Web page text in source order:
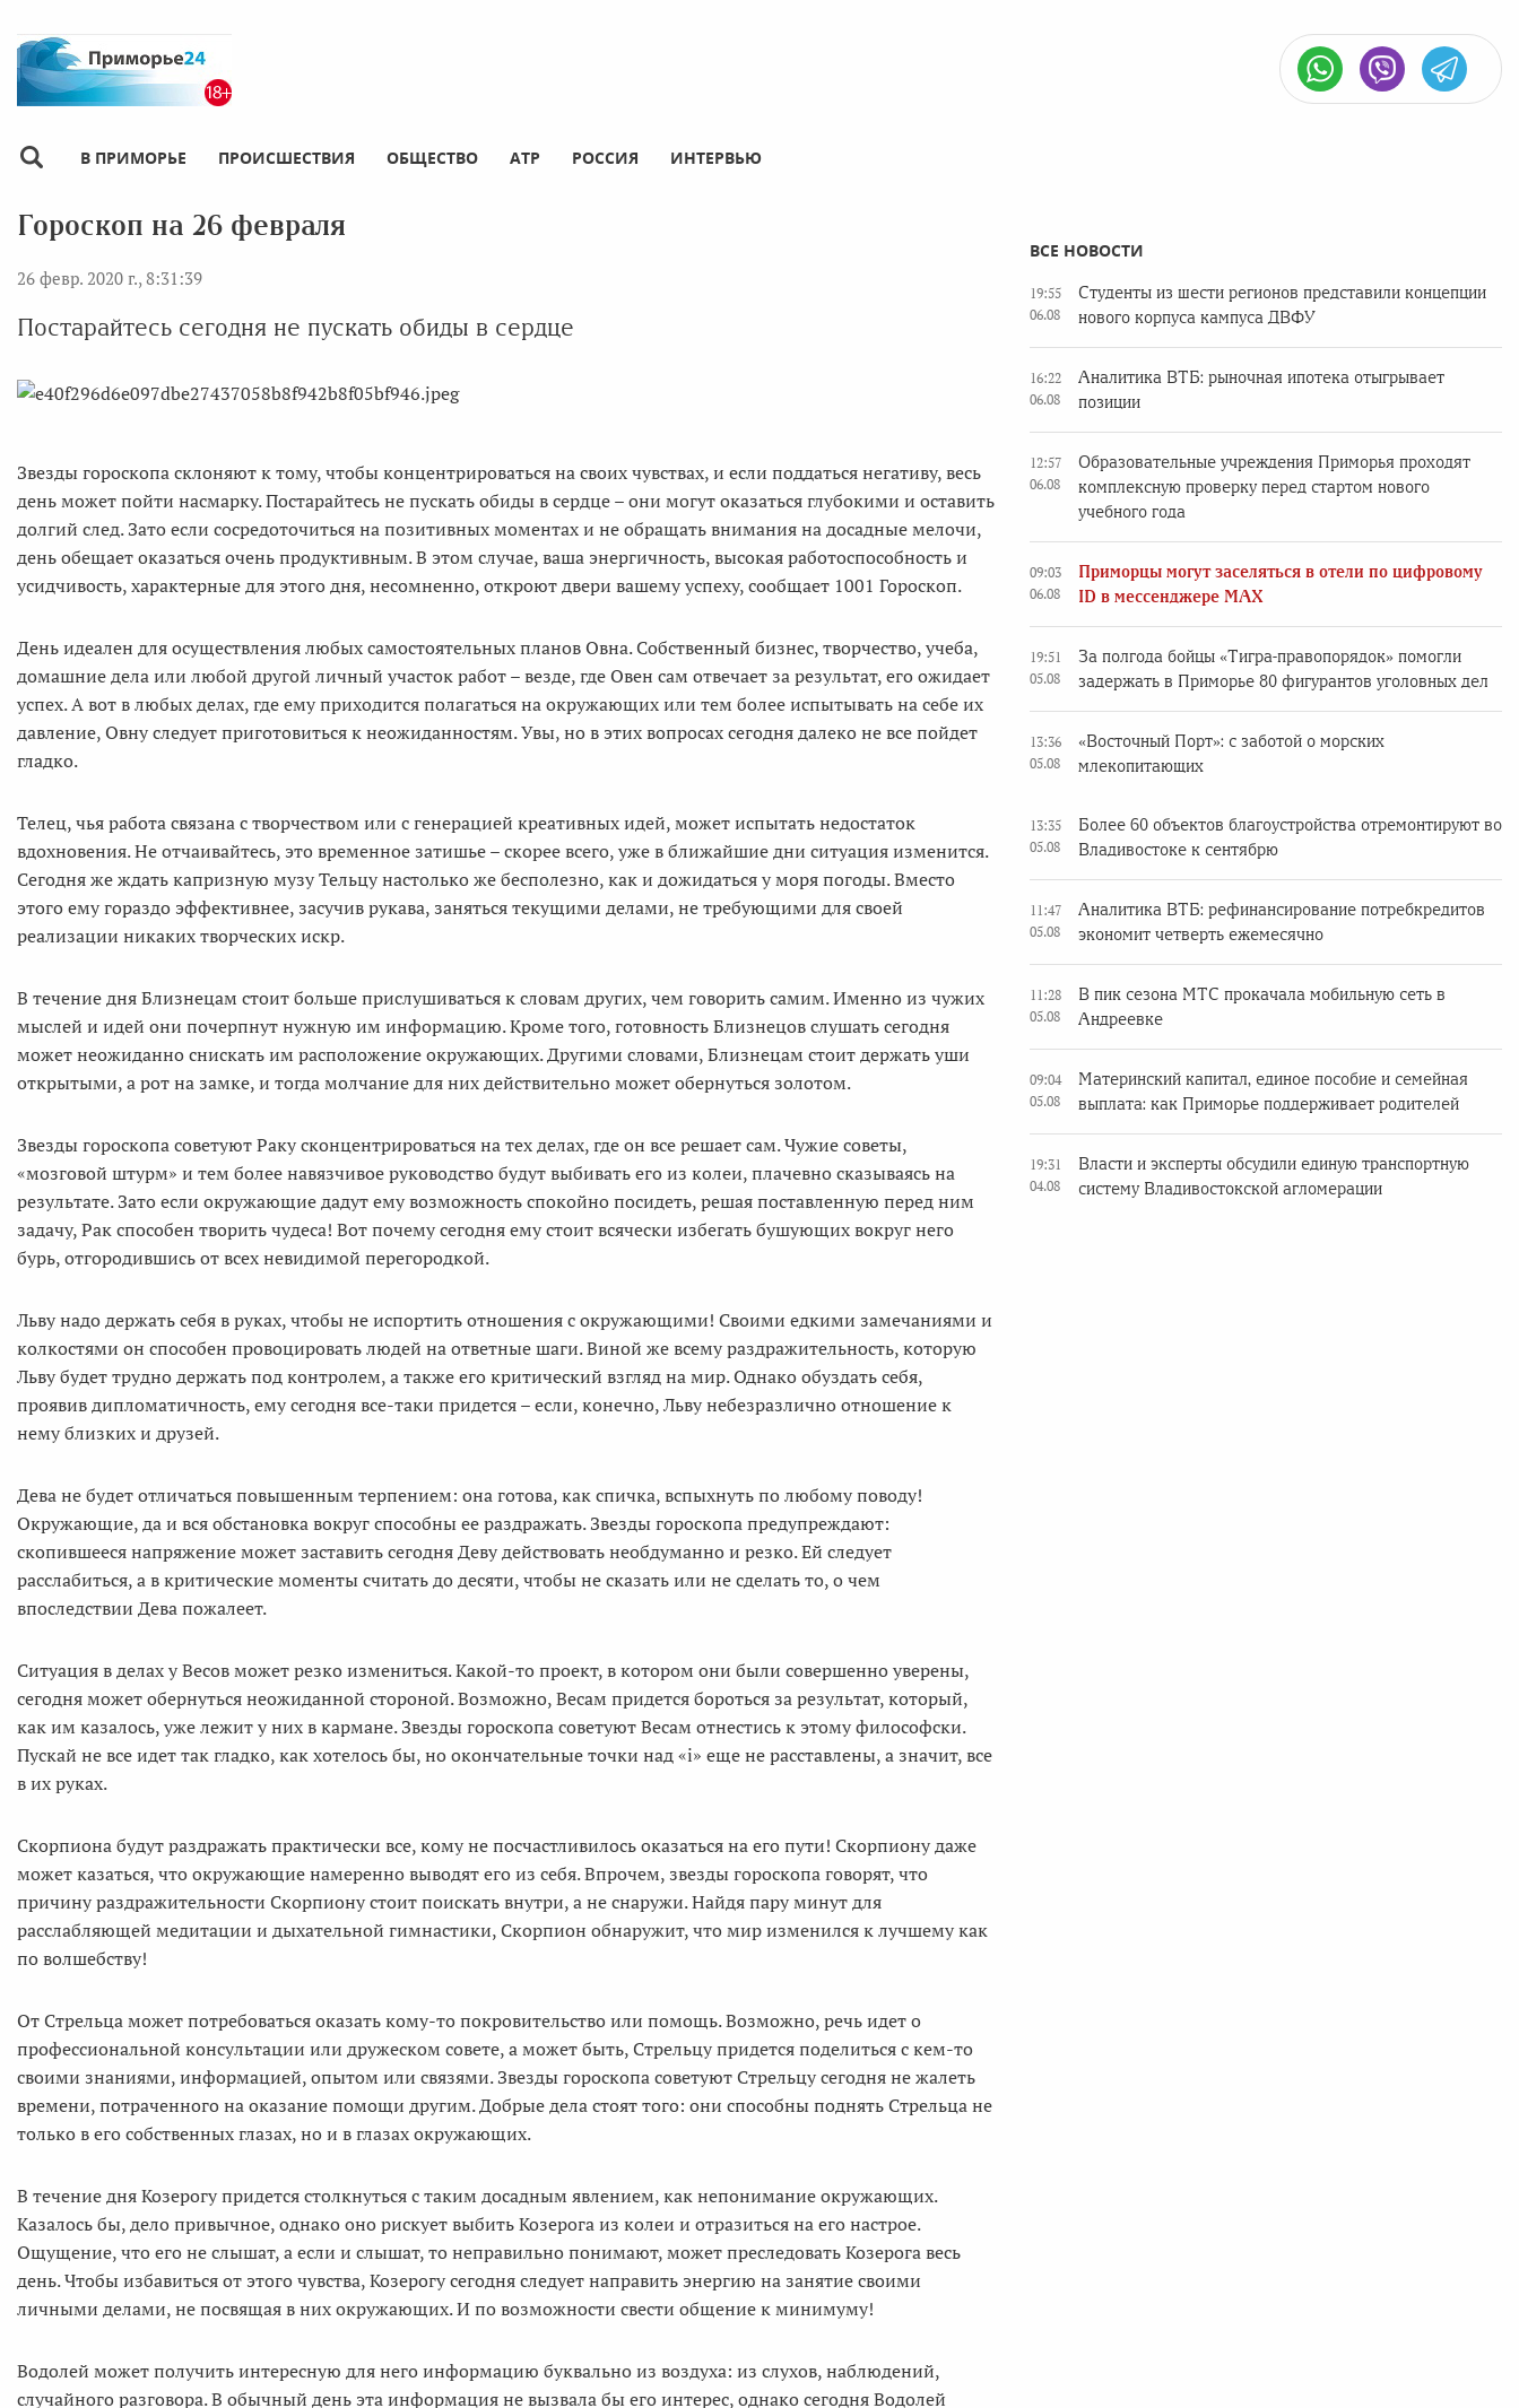
В ПРИМОРЬЕ ПРОИСШЕСТВИЯ ОБЩЕСТВО АТР РОССИЯ ИНТЕРВЬЮ
Гороскоп на 26 февраля
26 февр. 2020 г., 8:31:39
Постарайтесь сегодня не пускать обиды в сердце
Звезды гороскопа склоняют к тому, чтобы концентрироваться на своих чувствах, и если поддаться негативу, весь
день может пойти насмарку. Постарайтесь не пускать обиды в сердце – они могут оказаться глубокими и оставить
долгий след. Зато если сосредоточиться на позитивных моментах и не обращать внимания на досадные мелочи,
день обещает оказаться очень продуктивным. В этом случае, ваша энергичность, высокая работоспособность и
усидчивость, характерные для этого дня, несомненно, откроют двери вашему успеху, сообщает 1001 Гороскоп.
День идеален для осуществления любых самостоятельных планов Овна. Собственный бизнес, творчество, учеба,
домашние дела или любой другой личный участок работ – везде, где Овен сам отвечает за результат, его ожидает
успех. А вот в любых делах, где ему приходится полагаться на окружающих или тем более испытывать на себе их
давление, Овну следует приготовиться к неожиданностям. Увы, но в этих вопросах сегодня далеко не все пойдет
гладко.
Телец, чья работа связана с творчеством или с генерацией креативных идей, может испытать недостаток
вдохновения. Не отчаивайтесь, это временное затишье – скорее всего, уже в ближайшие дни ситуация изменится.
Сегодня же ждать капризную музу Тельцу настолько же бесполезно, как и дожидаться у моря погоды. Вместо
этого ему гораздо эффективнее, засучив рукава, заняться текущими делами, не требующими для своей
реализации никаких творческих искр.
В течение дня Близнецам стоит больше прислушиваться к словам других, чем говорить самим. Именно из чужих
мыслей и идей они почерпнут нужную им информацию. Кроме того, готовность Близнецов слушать сегодня
может неожиданно снискать им расположение окружающих. Другими словами, Близнецам стоит держать уши
открытыми, а рот на замке, и тогда молчание для них действительно может обернуться золотом.
Звезды гороскопа советуют Раку сконцентрироваться на тех делах, где он все решает сам. Чужие советы,
«мозговой штурм» и тем более навязчивое руководство будут выбивать его из колеи, плачевно сказываясь на
результате. Зато если окружающие дадут ему возможность спокойно посидеть, решая поставленную перед ним
задачу, Рак способен творить чудеса! Вот почему сегодня ему стоит всячески избегать бушующих вокруг него
бурь, отгородившись от всех невидимой перегородкой.
Льву надо держать себя в руках, чтобы не испортить отношения с окружающими! Своими едкими замечаниями и
колкостями он способен провоцировать людей на ответные шаги. Виной же всему раздражительность, которую
Льву будет трудно держать под контролем, а также его критический взгляд на мир. Однако обуздать себя,
проявив дипломатичность, ему сегодня все-таки придется – если, конечно, Льву небезразлично отношение к
нему близких и друзей.
Дева не будет отличаться повышенным терпением: она готова, как спичка, вспыхнуть по любому поводу!
Окружающие, да и вся обстановка вокруг способны ее раздражать. Звезды гороскопа предупреждают:
скопившееся напряжение может заставить сегодня Деву действовать необдуманно и резко. Ей следует
расслабиться, а в критические моменты считать до десяти, чтобы не сказать или не сделать то, о чем
впоследствии Дева пожалеет.
Ситуация в делах у Весов может резко измениться. Какой-то проект, в котором они были совершенно уверены,
сегодня может обернуться неожиданной стороной. Возможно, Весам придется бороться за результат, который,
как им казалось, уже лежит у них в кармане. Звезды гороскопа советуют Весам отнестись к этому философски.
Пускай не все идет так гладко, как хотелось бы, но окончательные точки над «i» еще не расставлены, а значит, все
в их руках.
Скорпиона будут раздражать практически все, кому не посчастливилось оказаться на его пути! Скорпиону даже
может казаться, что окружающие намеренно выводят его из себя. Впрочем, звезды гороскопа говорят, что
причину раздражительности Скорпиону стоит поискать внутри, а не снаружи. Найдя пару минут для
расслабляющей медитации и дыхательной гимнастики, Скорпион обнаружит, что мир изменился к лучшему как
по волшебству!
От Стрельца может потребоваться оказать кому-то покровительство или помощь. Возможно, речь идет о
профессиональной консультации или дружеском совете, а может быть, Стрельцу придется поделиться с кем-то
своими знаниями, информацией, опытом или связями. Звезды гороскопа советуют Стрельцу сегодня не жалеть
времени, потраченного на оказание помощи другим. Добрые дела стоят того: они способны поднять Стрельца не
только в его собственных глазах, но и в глазах окружающих.
В течение дня Козерогу придется столкнуться с таким досадным явлением, как непонимание окружающих.
Казалось бы, дело привычное, однако оно рискует выбить Козерога из колеи и отразиться на его настрое.
Ощущение, что его не слышат, а если и слышат, то неправильно понимают, может преследовать Козерога весь
день. Чтобы избавиться от этого чувства, Козерогу сегодня следует направить энергию на занятие своими
личными делами, не посвящая в них окружающих. И по возможности свести общение к минимуму!
Водолей может получить интересную для него информацию буквально из воздуха: из слухов, наблюдений,
случайного разговора. В обычный день эта информация не вызвала бы его интерес, однако сегодня Водолей
ВСЕ НОВОСТИ
19:55
06.08
Студенты из шести регионов представили концепции
нового корпуса кампуса ДВФУ
16:22
06.08
Аналитика ВТБ: рыночная ипотека отыгрывает
позиции
12:57
06.08
Образовательные учреждения Приморья проходят
комплексную проверку перед стартом нового
учебного года
09:03
06.08
Приморцы могут заселяться в отели по цифровому
ID в мессенджере MAX
19:51
05.08
За полгода бойцы «Тигра-правопорядок» помогли
задержать в Приморье 80 фигурантов уголовных дел
13:36
05.08
«Восточный Порт»: с заботой о морских
млекопитающих
13:35
05.08
Более 60 объектов благоустройства отремонтируют во
Владивостоке к сентябрю
11:47
05.08
Аналитика ВТБ: рефинансирование потребкредитов
экономит четверть ежемесячно
11:28
05.08
В пик сезона МТС прокачала мобильную сеть в
Андреевке
09:04
05.08
Материнский капитал, единое пособие и семейная
выплата: как Приморье поддерживает родителей
19:31
04.08
Власти и эксперты обсудили единую транспортную
систему Владивостокской агломерации